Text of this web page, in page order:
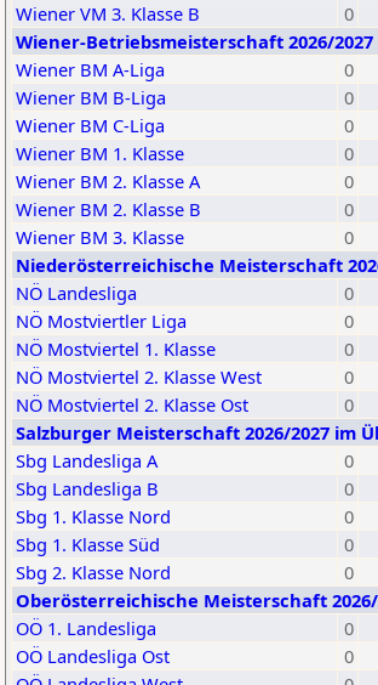
Wiener VM 3. Klasse B
0
Wiener-Betriebsmeisterschaft 2026/
Wiener BM A-Liga
0
Wiener BM B-Liga
0
Wiener BM C-Liga
0
Wiener BM 1. Klasse
0
Wiener BM 2. Klasse A
0
Wiener BM 2. Klasse B
0
Wiener BM 3. Klasse
0
Niederösterreichische Meisterschaft
NÖ Landesliga
0
NÖ Mostviertler Liga
0
NÖ Mostviertel 1. Klasse
0
NÖ Mostviertel 2. Klasse West
0
NÖ Mostviertel 2. Klasse Ost
0
Salzburger Meisterschaft 2026/2027 im
Sbg Landesliga A
0
Sbg Landesliga B
0
Sbg 1. Klasse Nord
0
Sbg 1. Klasse Süd
0
Sbg 2. Klasse Nord
0
Oberösterreichische Meisterschaft
OÖ 1. Landesliga
0
OÖ Landesliga Ost
0